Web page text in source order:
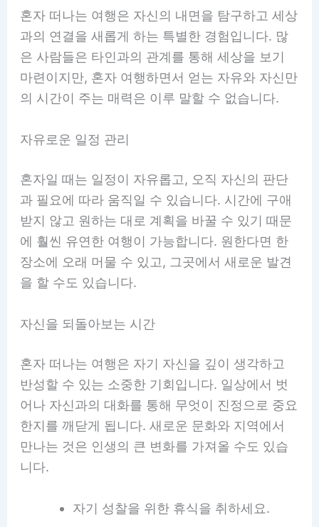
혼자 떠나는 여행은 자신의 내면을 탐구하고 세상
과의 연결을 새롭게 하는 특별한 경험입니다. 많
은 사람들은 타인과의 관계를 통해 세상을 보기
마련이지만, 혼자 여행하면서 얻는 자유와 자신만
의 시간이 주는 매력은 이루 말할 수 없습니다.
자유로운 일정 관리
혼자일 때는 일정이 자유롭고, 오직 자신의 판단
과 필요에 따라 움직일 수 있습니다. 시간에 구애
받지 않고 원하는 대로 계획을 바꿀 수 있기 때문
에 훨씬 유연한 여행이 가능합니다. 원한다면 한
장소에 오래 머물 수 있고, 그곳에서 새로운 발견
을 할 수도 있습니다.
자신을 되돌아보는 시간
혼자 떠나는 여행은 자기 자신을 깊이 생각하고
반성할 수 있는 소중한 기회입니다. 일상에서 벗
어나 자신과의 대화를 통해 무엇이 진정으로 중요
한지를 깨닫게 됩니다. 새로운 문화와 지역에서
만나는 것은 인생의 큰 변화를 가져올 수도 있습
니다.
자기 성찰을 위한 휴식을 취하세요.